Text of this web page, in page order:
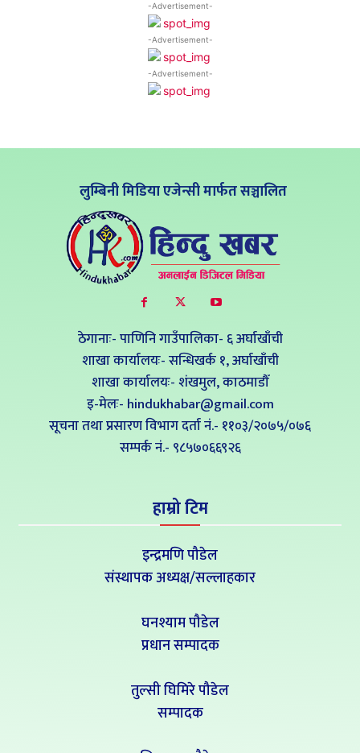
-Advertisement-
-Advertisement-
-Advertisement-
लुम्बिनी मिडिया एजेन्सी मार्फत सञ्चालित
ठेगानाः- पाणिनि गाउँपालिका- ६ अर्घाखाँची
शाखा कार्यालयः- सन्धिखर्क १, अर्घाखाँची
शाखा कार्यालयः- शंखमुल, काठमाडौँ
इ-मेलः- hindukhabar@gmail.com
सूचना तथा प्रसारण विभाग दर्ता नं.- ११०३/२०७५/०७६
सम्पर्क नं‍.- ९८५७०६६९२६
हाम्रो टिम
इन्द्रमणि पौडेल
संस्थापक अध्यक्ष/सल्लाहकार
घनश्याम पौडेल
प्रधान सम्पादक
तुल्सी घिमिरे पौडेल
सम्पादक